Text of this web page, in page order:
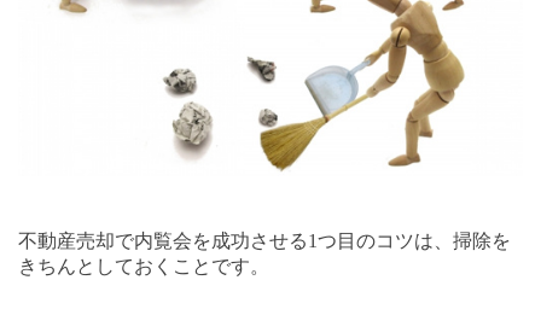
不動産売却で内覧会を成功させる1つ目のコツは、掃除を
きちんとしておくことです。